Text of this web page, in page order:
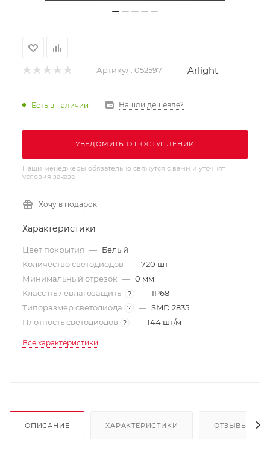
Артикул: 052597 Arlight
Есть в наличии Нашли дешевле?
УВЕДОМИТЬ О ПОСТУПЛЕНИИ
Наши менеджеры обязательно свяжутся с вами и уточнят
условия заказа
Хочу в подарок
Характеристики
Цвет покрытия — Белый
Количество светодиодов — 720 шт
Минимальный отрезок — 0 мм
Класс пылевлагозащиты
? — IP68
Типоразмер светодиода
? — SMD 2835
Плотность светодиодов
? — 144 шт/м
Все характеристики
ОПИСАНИЕ ХАРАКТЕРИСТИКИ ОТЗЫВЫ